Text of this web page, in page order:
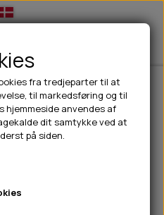
& SNACKS
TERMOFLASKER
Duvoplus snusemåtte
fra tredjeparter til at
til markedsføring og til
hjemmeside anvendes af
dit samtykke ved at
på siden.